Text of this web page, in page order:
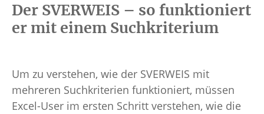
Der SVERWEIS – so funktioniert
er mit einem Suchkriterium
Um zu verstehen, wie der SVERWEIS mit
mehreren Suchkriterien funktioniert, müssen
Excel-User im ersten Schritt verstehen, wie die